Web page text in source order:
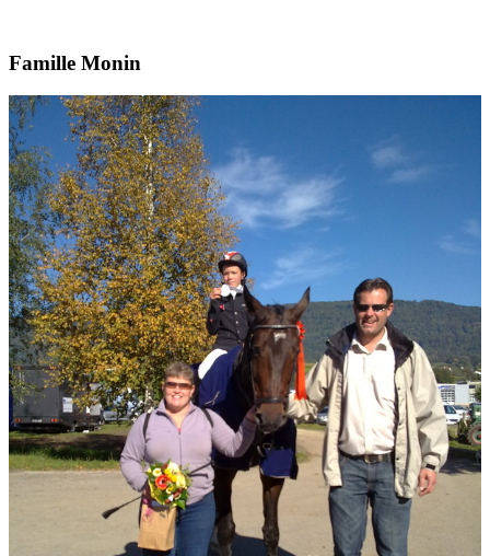
Famille Monin